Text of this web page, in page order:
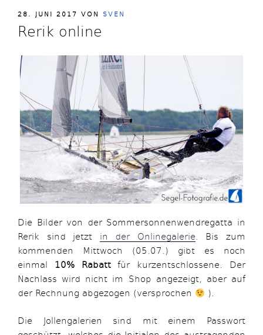
VERÖFFENTLICHT
AM
28. JUNI 2017 VON SVEN
Rerik online
Die Bilder von der Sommersonnenwendregatta in
Rerik sind jetzt in der Onlinegalerie. Bis zum
kommenden Mittwoch (05.07.) gibt es noch
einmal 10% Rabattfür kurzentschlossene. Der
Nachlass wird nicht im Shop angezeigt, aber auf
der Rechnung abgezogen (versprochen
).
Die Jollengalerien sind mit einem Passwort